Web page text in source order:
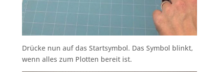
Drücke nun auf das Startsymbol. Das Symbol blinkt,
wenn alles zum Plotten bereit ist.